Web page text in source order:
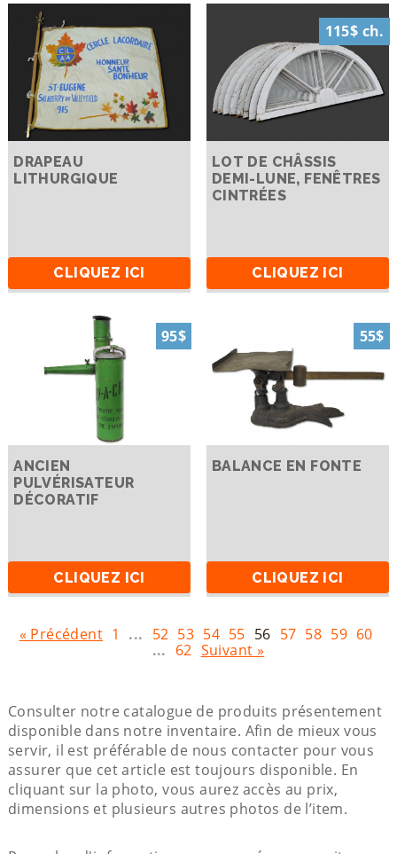
DRAPEAU
LITHURGIQUE
CLIQUEZ ICI
115$ ch.
LOT DE CHÂSSIS
DEMI-LUNE, FENÊTRES
CINTRÉES
CLIQUEZ ICI
95$
ANCIEN
PULVÉRISATEUR
DÉCORATIF
CLIQUEZ ICI
55$
BALANCE EN FONTE
CLIQUEZ ICI
« Précédent 1 ... 52 53 54 55 56 57 58 59 60
... 62 Suivant »
Consulter notre catalogue de produits présentement
disponible dans notre inventaire. Afin de mieux vous
servir, il est préférable de nous contacter pour vous
assurer que cet article est toujours disponible. En
cliquant sur la photo, vous aurez accès au prix,
dimensions et plusieurs autres photos de l’item.